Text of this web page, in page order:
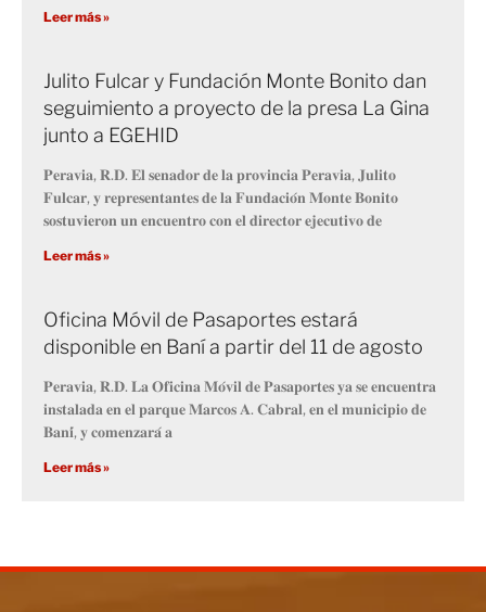
Leer más »
Julito Fulcar y Fundación Monte Bonito dan
seguimiento a proyecto de la presa La Gina
junto a EGEHID
𝐏𝐞𝐫𝐚𝐯𝐢𝐚, 𝐑.𝐃. 𝐄𝐥 𝐬𝐞𝐧𝐚𝐝𝐨𝐫 𝐝𝐞 𝐥𝐚 𝐩𝐫𝐨𝐯𝐢𝐧𝐜𝐢𝐚 𝐏𝐞𝐫𝐚𝐯𝐢𝐚, 𝐉𝐮𝐥𝐢𝐭𝐨
𝐅𝐮𝐥𝐜𝐚𝐫, 𝐲 𝐫𝐞𝐩𝐫𝐞𝐬𝐞𝐧𝐭𝐚𝐧𝐭𝐞𝐬 𝐝𝐞 𝐥𝐚 𝐅𝐮𝐧𝐝𝐚𝐜𝐢𝐨́𝐧 𝐌𝐨𝐧𝐭𝐞 𝐁𝐨𝐧𝐢𝐭𝐨
𝐬𝐨𝐬𝐭𝐮𝐯𝐢𝐞𝐫𝐨𝐧 𝐮𝐧 𝐞𝐧𝐜𝐮𝐞𝐧𝐭𝐫𝐨 𝐜𝐨𝐧 𝐞𝐥 𝐝𝐢𝐫𝐞𝐜𝐭𝐨𝐫 𝐞𝐣𝐞𝐜𝐮𝐭𝐢𝐯𝐨 𝐝𝐞
Leer más »
Oficina Móvil de Pasaportes estará
disponible en Baní a partir del 11 de agosto
𝐏𝐞𝐫𝐚𝐯𝐢𝐚, 𝐑.𝐃. 𝐋𝐚 𝐎𝐟𝐢𝐜𝐢𝐧𝐚 𝐌𝐨́𝐯𝐢𝐥 𝐝𝐞 𝐏𝐚𝐬𝐚𝐩𝐨𝐫𝐭𝐞𝐬 𝐲𝐚 𝐬𝐞 𝐞𝐧𝐜𝐮𝐞𝐧𝐭𝐫𝐚
𝐢𝐧𝐬𝐭𝐚𝐥𝐚𝐝𝐚 𝐞𝐧 𝐞𝐥 𝐩𝐚𝐫𝐪𝐮𝐞 𝐌𝐚𝐫𝐜𝐨𝐬 𝐀. 𝐂𝐚𝐛𝐫𝐚𝐥, 𝐞𝐧 𝐞𝐥 𝐦𝐮𝐧𝐢𝐜𝐢𝐩𝐢𝐨 𝐝𝐞
𝐁𝐚𝐧𝐢́, 𝐲 𝐜𝐨𝐦𝐞𝐧𝐳𝐚𝐫𝐚́ 𝐚
Leer más »